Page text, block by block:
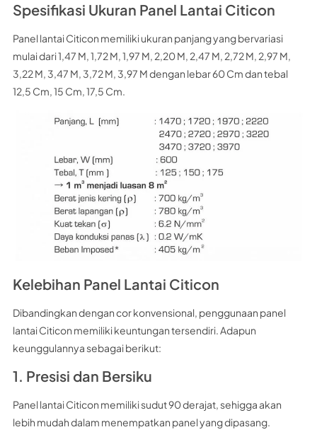
Spesifikasi Ukuran Panel Lantai Citicon
Panel lantai Citicon memiliki ukuran panjang yang bervariasi
mulai dari 1,47 M, 1,72 M, 1,97 M, 2,20 M, 2,47 M, 2,72 M, 2,97 M,
3,22 M, 3,47 M, 3,72 M, 3,97 M dengan lebar 60 Cm dan tebal
12,5 Cm, 15 Cm, 17,5 Cm.
Kelebihan Panel Lantai Citicon
Dibandingkan dengan cor konvensional, penggunaan panel
lantai Citicon memiliki keuntungan tersendiri. Adapun
keunggulannya sebagai berikut:
1. Presisi dan Bersiku
Panel lantai Citicon memiliki sudut 90 derajat, sehigga akan
lebih mudah dalam menempatkan panel yang dipasang.